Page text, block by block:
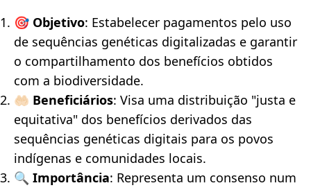
🎯 Objetivo: Estabelecer pagamentos pelo uso
de sequências genéticas digitalizadas e garantir
o compartilhamento dos benefícios obtidos
com a biodiversidade.
🤲🏻 Beneficiários: Visa uma distribuição "justa e
equitativa" dos benefícios derivados das
sequências genéticas digitais para os povos
indígenas e comunidades locais.
🔍 Importância: Representa um consenso num